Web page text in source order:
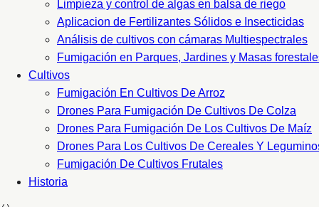
Limpieza y control de algas en balsa de riego
Aplicacion de Fertilizantes Sólidos e Insecticidas
Análisis de cultivos con cámaras Multiespectrales
Fumigación en Parques, Jardines y Masas
Cultivos
Fumigación En Cultivos De Arroz
Drones Para Fumigación De Cultivos De Colza
Drones Para Fumigación De Los Cultivos De Maíz
Drones Para Los Cultivos De Cereales Y
Fumigación De Cultivos Frutales
Historia